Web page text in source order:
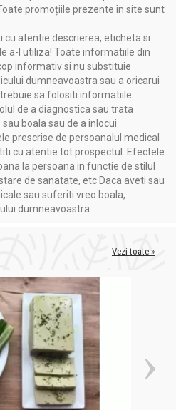
90cps - ADAMS SUPPLEMENTS
Cantitate
100.00 mg
90cps - ADAMS SUPPLEMENTS
de energie.
90cps - ADAMS SUPPLEMENTS
nu inlocuiesc o dieta variata si
viata sanato.
pentru consumul
promoțiile prezente în site sunt
cu atentie descrierea, eticheta si
a-l utiliza! Toate informatiile din
informativ si nu substituie
dumneavoastra sau a oricarui
sa folositi informatiile
de a diagnostica sau trata
boala sau de a inlocui
prescrise de persoanalul medical
cu atentie tot prospectul. Efectele
la persoana in functie de stilul
de sanatate, etc Daca aveti sau
sau suferiti vreo boala,
dumneavoastra.
Vezi toate »